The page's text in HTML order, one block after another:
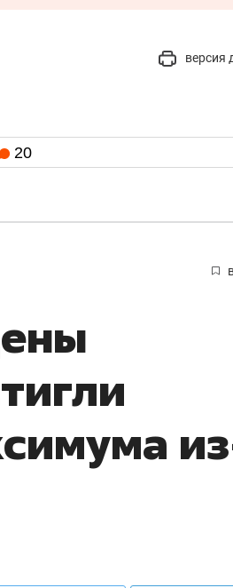
версия
20